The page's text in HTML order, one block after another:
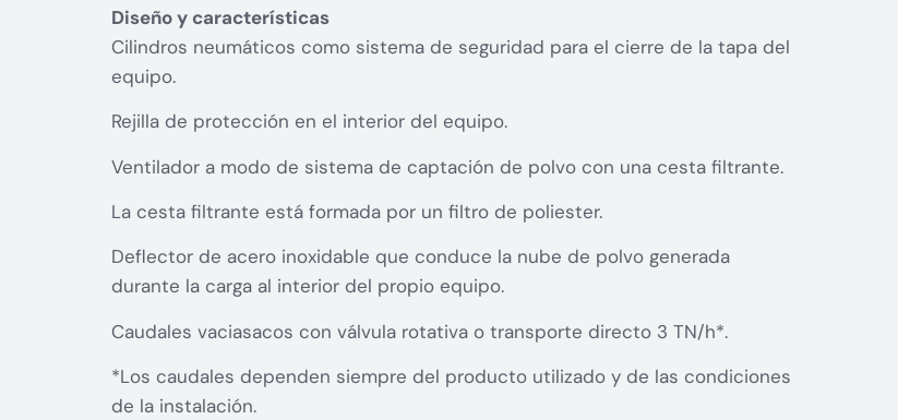
Diseño y características
Cilindros neumáticos como sistema de seguridad para el cierre de la tapa del
equipo.
Rejilla de protección en el interior del equipo.
Ventilador a modo de sistema de captación de polvo con una cesta filtrante.
La cesta filtrante está formada por un filtro de poliester.
Deflector de acero inoxidable que conduce la nube de polvo generada
durante la carga al interior del propio equipo.
Caudales vaciasacos con válvula rotativa o transporte directo 3 TN/h*.
*Los caudales dependen siempre del producto utilizado y de las condiciones
de la instalación.